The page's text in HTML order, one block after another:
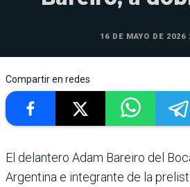
16 DE MAYO DE 2026
Compartir en redes
El delantero Adam Bareiro del
Argentina e integrante de la